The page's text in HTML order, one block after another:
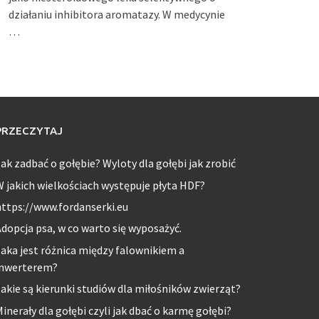
działaniu inhibitora aromatazy. W medycynie
…
zadbać o gołębie? Wyloty dla gołębi jak zrobić
jakich wielkościach występuje płyta HDF?
www.fordanserki.eu
psa, w co warto się wyposażyć.
jest różnica między falownikiem a
są kierunki studiów dla miłośników zwierząt?
dla gołębi czyli jak dbać o karmę gołębi?